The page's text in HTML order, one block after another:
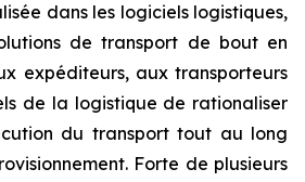
dans les logiciels logistiques,
de transport de bout en
expéditeurs, aux transporteurs
de la logistique de rationaliser
du transport tout au long
Forte de plusieurs